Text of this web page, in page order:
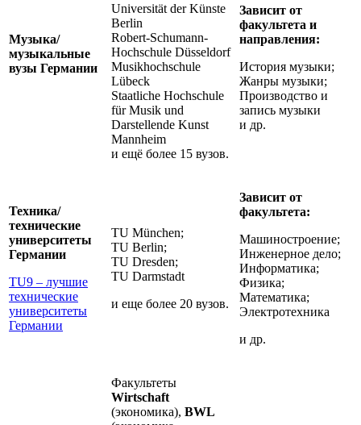
Музыка/
музыкальные
вузы Германии
Universität der Künste
Berlin
Robert-Schumann-
Hochschule Düsseldorf
Musikhochschule
Lübeck
Staatliche Hochschule
für Musik und
Darstellende Kunst
Mannheim
и ещё более 15 вузов.
Зависит от
факультета и
направления:
История музыки;
Жанры музыки;
Производство и
запись музыки
и др.
Техника/
технические
университеты
Германии
TU9 – лучшие
технические
университеты
Германии
TU München;
TU Berlin;
TU Dresden;
TU Darmstadt
и еще более 20 вузов.
Зависит от
факультета:
Машиностроение;
Инженерное дело;
Информатика;
Физика;
Математика;
Электротехника
и др.
Факультеты
Wirtschaft
(экономика), BWL